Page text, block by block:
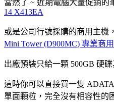
當然了 ~ 近期電腦大量促銷的
14 X413EA
或是公司行號採購的商用主機
Mini Tower (D900MC) 專業商
出廠預裝只給一顆 500GB 硬
這時你可以直接買一隻
單面顆粒，完全沒有相容性的